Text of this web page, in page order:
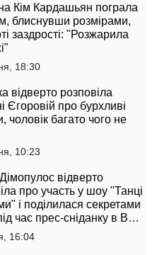
Кім Кардашьян пограла
блиснувши розмірами,
заздрості: "Розжарила
18:30
відверто розповіла
Єгоровій про бурхливі
чоловік багато чого не
10:23
відверто
про участь у шоу "Танці
і поділилася секретами
час прес-сніданку в B
Bar
16:04